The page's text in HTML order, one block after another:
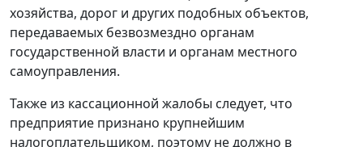
хозяйства, дорог и других подобных объектов,
передаваемых безвозмездно органам
государственной власти и органам местного
самоуправления.
Также из кассационной жалобы следует, что
предприятие признано крупнейшим
налогоплательщиком, поэтому не должно в